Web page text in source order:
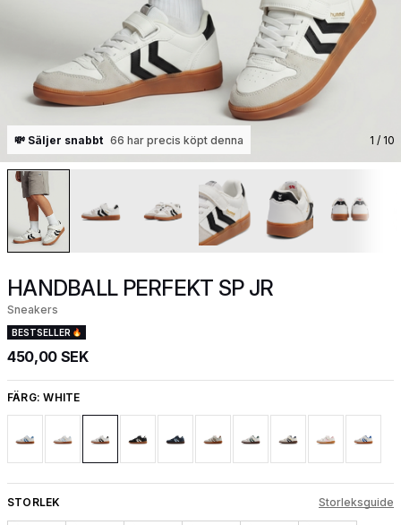
💸 Säljer snabbt 66 har precis köpt denna 1 / 10
HANDBALL PERFEKT SP JR
Sneakers
BESTSELLER
450,00 SEK
FÄRG:WHITE
STORLEK Storleksguide